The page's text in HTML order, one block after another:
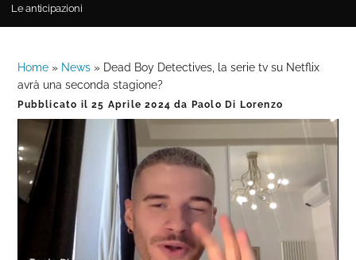
Le anticipazioni
Home » News » Dead Boy Detectives, la serie tv su Netflix
avrà una seconda stagione?
Pubblicato il25 Aprile 2024 da Paolo Di Lorenzo